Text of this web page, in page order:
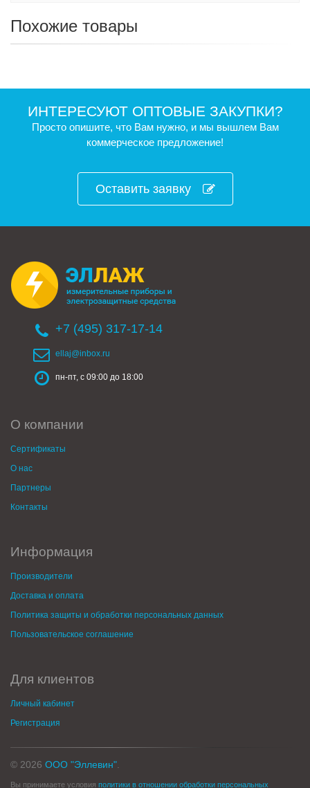
Похожие товары
ИНТЕРЕСУЮТ ОПТОВЫЕ ЗАКУПКИ?
Просто опишите, что Вам нужно, и мы вышлем Вам
коммерческое предложение!
Оставить заявку
+7 (495) 317-17-14
ellaj@inbox.ru
пн-пт, с 09:00 до 18:00
О компании
Сертификаты
О нас
Партнеры
Контакты
Информация
Производители
Доставка и оплата
Политика защиты и обработки персональных данных
Пользовательское соглашение
Для клиентов
Личный кабинет
Регистрация
© 2026 ООО "Эллевин"
Вы принимаете условия политики в отношении обработки персональных